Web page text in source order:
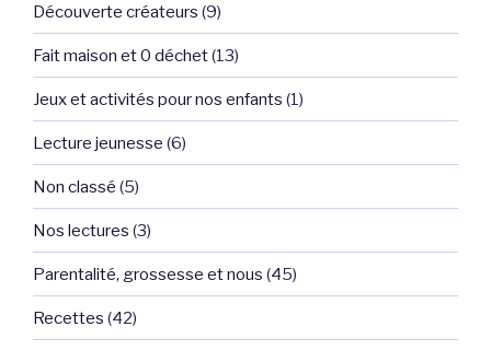
Découverte créateurs (9)
Fait maison et 0 déchet(13)
Jeux et activités pour nos enfants (1)
Lecture jeunesse (6)
Non classé (5)
Nos lectures (3)
Parentalité, grossesse et nous (45)
Recettes (42)